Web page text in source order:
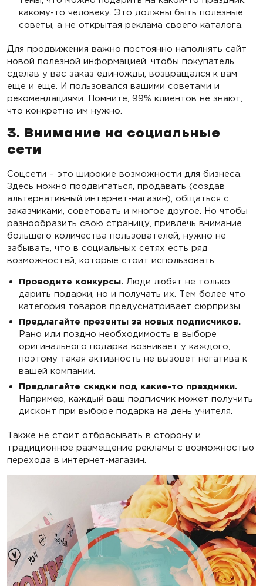
какому-то человеку. Это должны быть полезные
советы, а не открытая реклама своего каталога.
Для продвижения важно постоянно наполнять сайт
новой полезной информацией, чтобы покупатель,
сделав у вас заказ единожды, возвращался к вам
еще и еще. И пользовался вашими советами и
рекомендациями. Помните, 99% клиентов не знают,
что конкретно им нужно.
3. Внимание на социальные
сети
Соцсети – это широкие возможности для бизнеса.
Здесь можно продвигаться, продавать (создав
альтернативный интернет-магазин), общаться с
заказчиками, советовать и многое другое. Но чтобы
разнообразить свою страницу, привлечь внимание
большего количества пользователей, нужно не
забывать, что в социальных сетях есть ряд
возможностей, которые стоит использовать:
Проводите конкурсы. Люди любят не только
дарить подарки, но и получать их. Тем более что
категория товаров предусматривает сюрпризы.
Предлагайте презенты за новых подписчиков.
Рано или поздно необходимость в выборе
оригинального подарка возникает у каждого,
поэтому такая активность не вызовет негатива к
вашей компании.
Предлагайте скидки под какие-то праздники.
Например, каждый ваш подписчик может получить
дисконт при выборе подарка на день учителя.
Также не стоит отбрасывать в сторону и
традиционное размещение рекламы с возможностью
перехода в интернет-магазин.